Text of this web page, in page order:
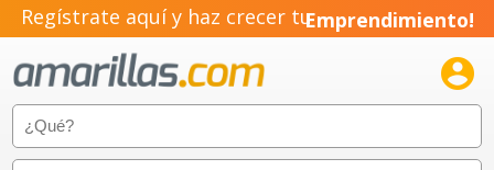
Regístrate aquí y haz crecer tuEmprendimiento!
